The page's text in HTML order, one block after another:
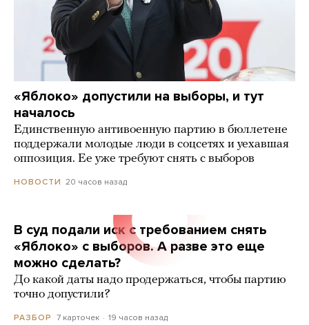
«Яблоко» допустили на выборы, и тут
началось
Единственную антивоенную партию в бюллетене
поддержали молодые люди в соцсетях и уехавшая
оппозиция. Ее уже требуют снять с выборов
НОВОСТИ 20 часов назад
В суд подали иск с требованием снять
«Яблоко» с выборов. А разве это еще
можно сделать?
До какой даты надо продержаться, чтобы партию
точно допустили?
РАЗБОР 7 карточек 19 часов назад